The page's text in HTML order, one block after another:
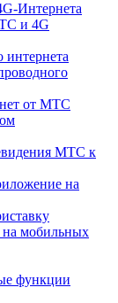
Интернета
и 4G
интернета
от МТС
МТС к
на
мобильных
функции